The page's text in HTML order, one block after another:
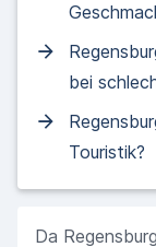
bei
Touristik?
Da